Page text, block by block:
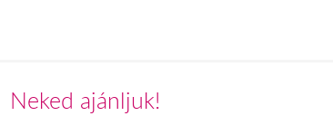
Neked ajánljuk!